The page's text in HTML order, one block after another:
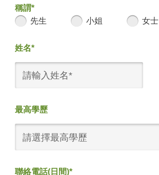
稱謂*
先生
小姐 女士
姓名*
最高學歷
請選擇最高學歷
聯絡電話(日間)*